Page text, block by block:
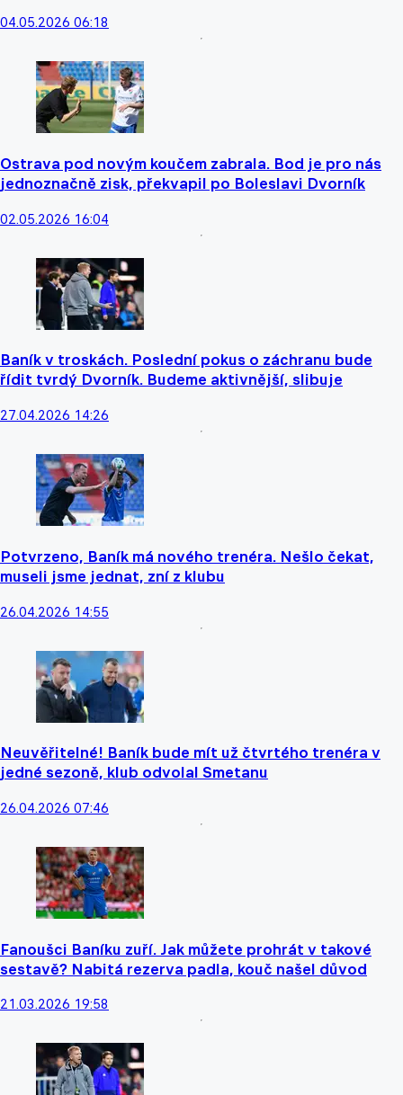
04.05.2026 06:18
Ostrava pod novým koučem zabrala. Bod je pro nás
jednoznačně zisk, překvapil po Boleslavi Dvorník
02.05.2026 16:04
Baník v troskách. Poslední pokus o záchranu bude
řídit tvrdý Dvorník. Budeme aktivnější, slibuje
27.04.2026 14:26
Potvrzeno, Baník má nového trenéra. Nešlo čekat,
museli jsme jednat, zní z klubu
26.04.2026 14:55
Neuvěřitelné! Baník bude mít už čtvrtého trenéra v
jedné sezoně, klub odvolal Smetanu
26.04.2026 07:46
Fanoušci Baníku zuří. Jak můžete prohrát v takové
sestavě? Nabitá rezerva padla, kouč našel důvod
21.03.2026 19:58